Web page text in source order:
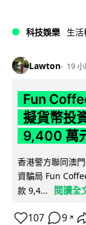
科技娛樂 生活
Lawton 19
Fun
擬貨幣投
9,400 萬
香港警方聯同澳
資騙局 Fun
款 9,4...
閱讀全
107 9 ↗